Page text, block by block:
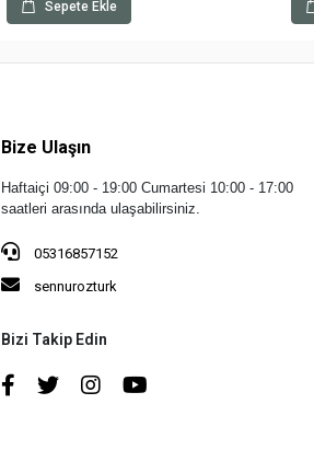
Sepete Ekle
Bize Ulaşın
Haftaiçi 09:00 - 19:00 Cumartesi 10:00 - 17:00
saatleri arasında ulaşabilirsiniz.
05316857152
sennurozturk
Bizi Takip Edin